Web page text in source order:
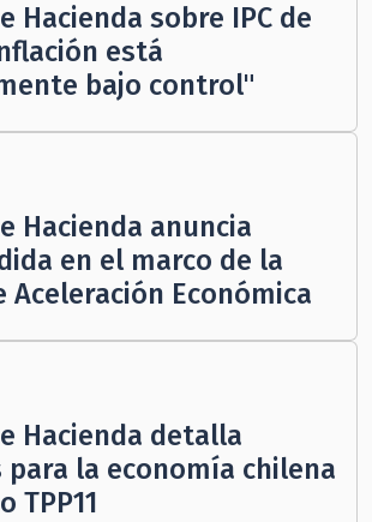
Hacienda sobre IPC de
está
bajo control"
Hacienda anuncia
en el marco de la
Aceleración Económica
Hacienda detalla
para la economía chilena
TPP11